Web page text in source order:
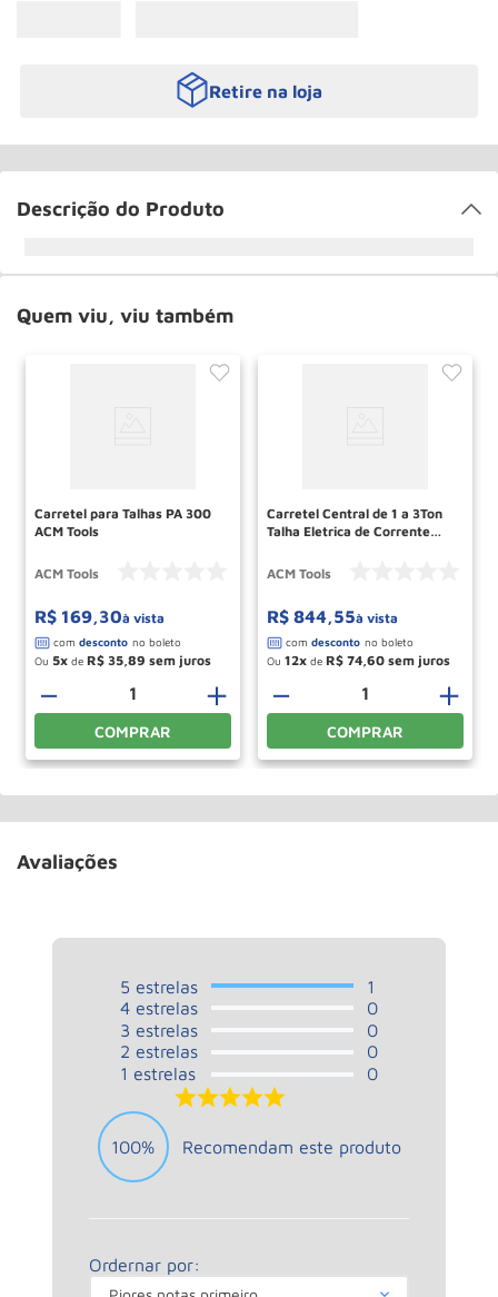
Retire na loja
Descrição do Produto
Quem viu, viu também
Carretel para Talhas PA 300
ACM Tools
ACM Tools
R$ 169,30à vista
Ou 5 de R$ 35,89
＋
－
COMPRAR
Carretel Central de 1 a 3Ton
Talha Eletrica de Corrente
ACM Tools
R$ 844,55à vista
Ou 12 de R$ 74,60
＋
－
COMPRAR
Avaliações
5 estrelas
4 estrelas
3 estrelas
2 estrelas
1 estrelas
1
0
0
0
0
100% Recomendam este produto
Ordernar por: